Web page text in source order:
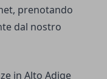
prenotando
dal nostro
in Alto Adige